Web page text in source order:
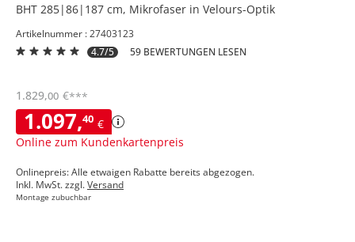
BHT 285|86|187 cm, Mikrofaser in Velours-Optik
Artikelnummer : 27403123
4.7/5
59 BEWERTUNGEN LESEN
1.097,40 €
Online zum Kundenkartenpreis
1.829,00 €***
Onlinepreis: Alle etwaigen Rabatte bereits abgezogen.
Inkl. MwSt. zzgl.Versand
Montage zubuchbar